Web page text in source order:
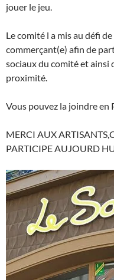
jouer le jeu.
Le comité l a mis au défi
commerçant(e) afin de
sociaux du comité et ainsi
proximité.
Vous pouvez la joindre en
MERCI AUX
PARTICIPE AUJOURD